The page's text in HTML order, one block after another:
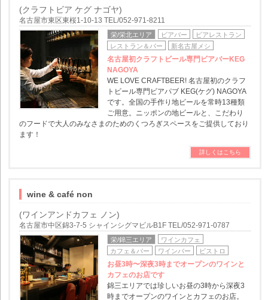
(クラフトビア ケグ ナゴヤ)
名古屋市東区東桜1-10-13 TEL/052-971-8211
栄/栄北エリア ビアバー
ビアレストラン
レストラン＆バー
新名古屋メシ
名古屋初クラフトビール専門ビアバーKEG
NAGOYA
WE LOVE CRAFTBEER! 名古屋初のクラフ
トビール専門ビアパブ KEG(ケグ) NAGOYA
です。全国の手作り地ビールを常時13種類
ご用意。ニッポンの地ビールと、こだわり
のフードで大人のみなさまのためのくつろぎスペースをご提供しており
ます！
詳しくはこちら
wine & café non
(ワインアンドカフェ ノン)
名古屋市中区錦3-7-5 シャインシグマビルB1F TEL/052-971-0787
栄/錦三エリア
ワインカフェ
カフェ＆バー
ワインバー ビストロ
お昼3時〜深夜3時までオープンのワインと
カフェのお店です
錦三エリアでは珍しいお昼の3時から深夜3
時までオープンのワインとカフェのお店。